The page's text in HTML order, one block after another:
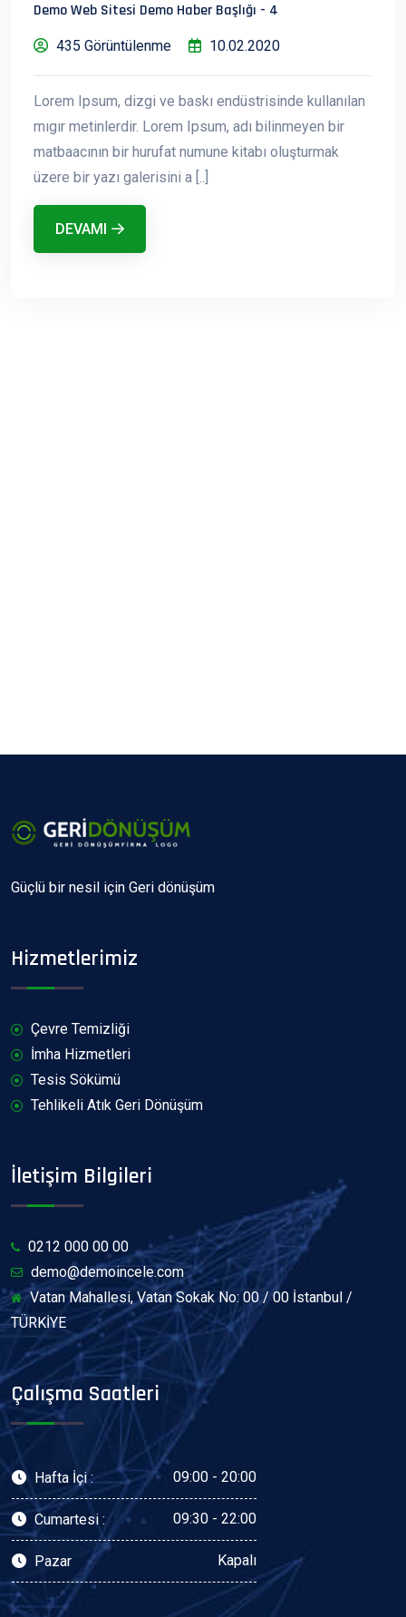
Demo Web Sitesi Demo Haber Başlığı - 4
435 Görüntülenme 10.02.2020
Lorem Ipsum, dizgi ve baskı endüstrisinde kullanılan
mıgır metinlerdir. Lorem Ipsum, adı bilinmeyen bir
matbaacının bir hurufat numune kitabı oluşturmak
üzere bir yazı galerisini a [..]
DEVAMI
Güçlü bir nesil için Geri dönüşüm
Hizmetlerimiz
Çevre Temizliği
İmha Hizmetleri
Tesis Sökümü
Tehlikeli Atık Geri Dönüşüm
İletişim Bilgileri
0212 000 00 00
demo@demoincele.com
Vatan Mahallesi, Vatan Sokak No: 00 / 00 İstanbul /
TÜRKİYE
Çalışma Saatleri
Hafta İçi : 09:00 - 20:00
Cumartesi : 09:30 - 22:00
Pazar Kapalı